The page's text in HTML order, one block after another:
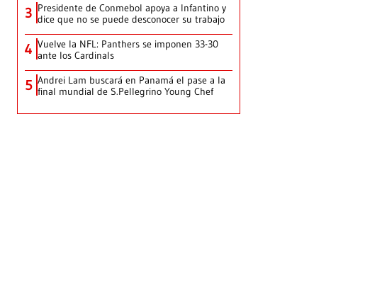
3 Presidente de Conmebol apoya a Infantino y
dice que no se puede desconocer su trabajo
4 Vuelve la NFL: Panthers se imponen 33-30
ante los Cardinals
5 Andrei Lam buscará en Panamá el pase a la
final mundial de S.Pellegrino Young Chef